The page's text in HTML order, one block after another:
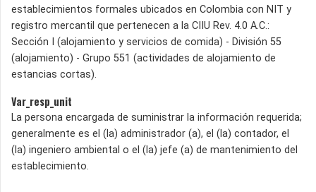
establecimientos formales ubicados en Colombia con NIT y
registro mercantil que pertenecen a la CIIU Rev. 4.0 A.C.:
Sección I (alojamiento y servicios de comida) - División 55
(alojamiento) - Grupo 551 (actividades de alojamiento de
estancias cortas).
Var_resp_unit
La persona encargada de suministrar la información requerida;
generalmente es el (la) administrador (a), el (la) contador, el
(la) ingeniero ambiental o el (la) jefe (a) de mantenimiento del
establecimiento.